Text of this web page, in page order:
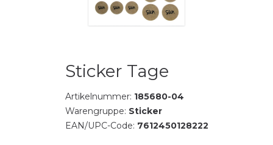
Sticker Tage
Artikelnummer: 185680-04
Warengruppe: Sticker
EAN/UPC-Code: 7612450128222